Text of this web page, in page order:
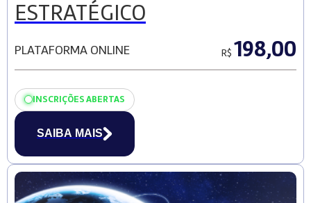
ESTRATÉGICO
PLATAFORMA ONLINE R$ 198,00
INSCRIÇÕES ABERTAS
SAIBA MAIS